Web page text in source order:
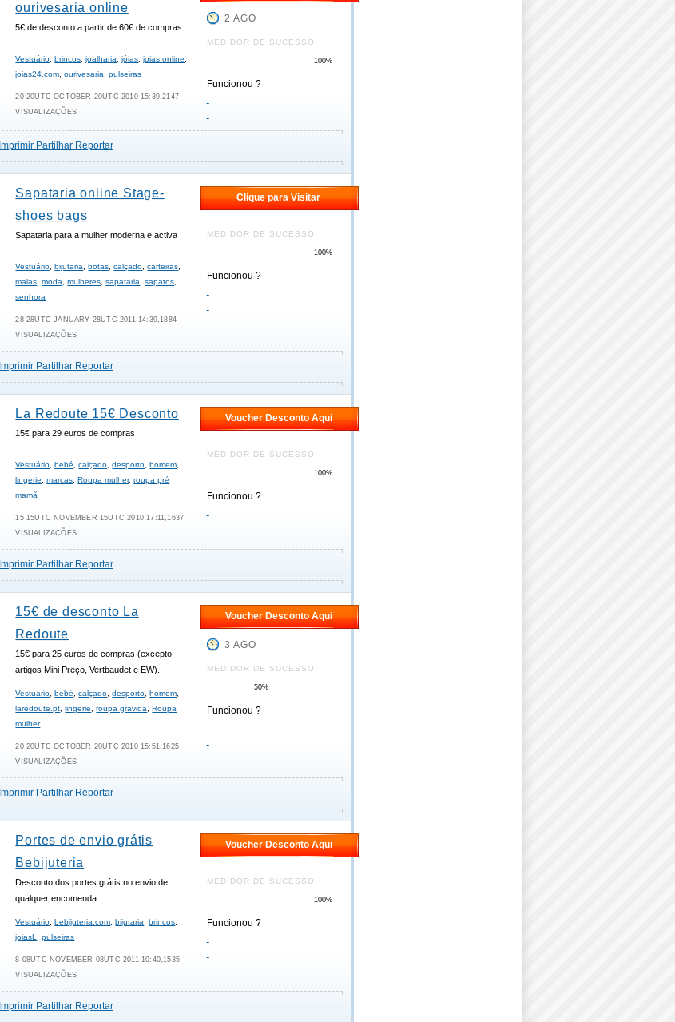
2 AGO
MEDIDOR DE SUCESSO
100%
Funcionou ?
ourivesaria online
5€ de desconto a partir de 60€ de compras
Vestuário ,brincos ,joalharia ,jóias ,joias online
joias24.com ,ourivesaria ,pulseiras
20 20UTC OCTOBER 20UTC 2010 15:39,2147
VISUALIZAÇÕES
Imprimir Partilhar Reportar
Clique para Visitar
MEDIDOR DE SUCESSO
100%
Funcionou ?
Sapataria online Stage-
shoes bags
Sapataria para a mulher moderna e activa
Vestuário ,bijutaria ,botas ,calçado ,carteiras
malas ,moda ,mulheres ,sapataria ,sapatos
senhora
28 28UTC JANUARY 28UTC 2011 14:39,1884
VISUALIZAÇÕES
Imprimir Partilhar Reportar
Voucher Desconto Aqui
MEDIDOR DE SUCESSO
100%
Funcionou ?
La Redoute 15€ Desconto
15€ para 29 euros de compras
Vestuário ,bebé ,calçado ,desporto ,homem
lingerie
,marcas ,Roupa mulher,roupa pré
mamã
15 15UTC NOVEMBER 15UTC 2010 17:11,1637
VISUALIZAÇÕES
Imprimir Partilhar Reportar
Voucher Desconto Aqui
3 AGO
MEDIDOR DE SUCESSO
50%
Funcionou ?
15€ de desconto La
Redoute
15€ para 25 euros de compras (excepto
artigos Mini Preço, Vertbaudet e EW).
Vestuário ,bebé ,calçado ,desporto ,homem
laredoute.pt ,lingerie ,roupa gravida ,Roupa
mulher
20 20UTC OCTOBER 20UTC 2010 15:51,1625
VISUALIZAÇÕES
Imprimir Partilhar Reportar
Voucher Desconto Aqui
MEDIDOR DE SUCESSO
100%
Funcionou ?
Portes de envio grátis
Bebijuteria
Desconto dos portes grátis no envio de
qualquer encomenda.
Vestuário ,bebijuteria.com ,bijutaria ,brincos
joiasL
,pulseiras
8 08UTC NOVEMBER 08UTC 2011 10:40,1535
VISUALIZAÇÕES
Imprimir Partilhar Reportar